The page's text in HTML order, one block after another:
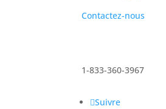
Contactez-nous
1-833-360-3967
Suivre